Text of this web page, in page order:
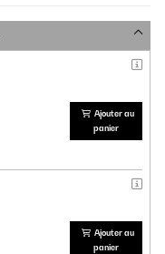
Ajouter au
panier
Ajouter au
panier